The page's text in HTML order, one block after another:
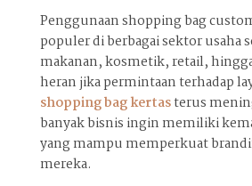
Penggunaan shopping bag
populer di berbagai sektor usaha
makanan, kosmetik, retail,
heran jika permintaan terhadap
shopping bag kertasterus
banyak bisnis ingin memiliki
yang mampu memperkuat
mereka.